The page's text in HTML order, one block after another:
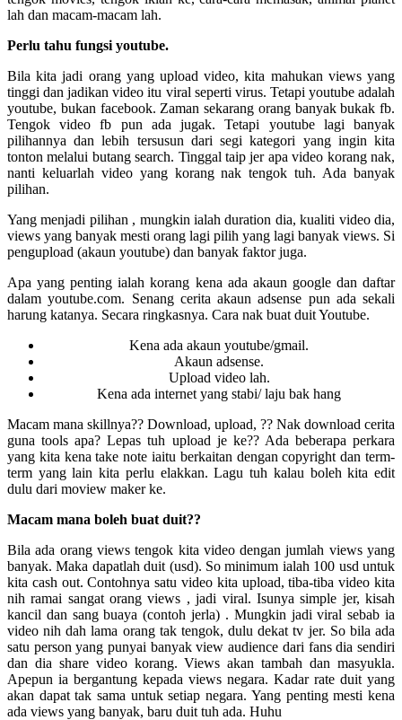
lah dan macam-macam lah.
Perlu tahu fungsi youtube.
Bila kita jadi orang yang upload video, kita mahukan views yang
tinggi dan jadikan video itu viral seperti virus. Tetapi youtube adalah
youtube, bukan facebook. Zaman sekarang orang banyak bukak fb.
Tengok video fb pun ada jugak. Tetapi youtube lagi banyak
pilihannya dan lebih tersusun dari segi kategori yang ingin kita
tonton melalui butang search. Tinggal taip jer apa video korang nak,
nanti keluarlah video yang korang nak tengok tuh. Ada banyak
pilihan.
Yang menjadi pilihan , mungkin ialah duration dia, kualiti video dia,
views yang banyak mesti orang lagi pilih yang lagi banyak views. Si
pengupload (akaun youtube) dan banyak faktor juga.
Apa yang penting ialah korang kena ada akaun google dan daftar
dalam youtube.com. Senang cerita akaun adsense pun ada sekali
harung katanya. Secara ringkasnya. Cara nak buat duit Youtube.
Kena ada akaun youtube/gmail.
Akaun adsense.
Upload video lah.
Kena ada internet yang stabi/ laju bak hang
Macam mana skillnya?? Download, upload, ?? Nak download cerita
guna tools apa? Lepas tuh upload je ke?? Ada beberapa perkara
yang kita kena take note iaitu berkaitan dengan copyright dan term-
term yang lain kita perlu elakkan. Lagu tuh kalau boleh kita edit
dulu dari moview maker ke.
Macam mana boleh buat duit??
Bila ada orang views tengok kita video dengan jumlah views yang
banyak. Maka dapatlah duit (usd). So minimum ialah 100 usd untuk
kita cash out. Contohnya satu video kita upload, tiba-tiba video kita
nih ramai sangat orang views , jadi viral. Isunya simple jer, kisah
kancil dan sang buaya (contoh jerla) . Mungkin jadi viral sebab ia
video nih dah lama orang tak tengok, dulu dekat tv jer. So bila ada
satu person yang punyai banyak view audience dari fans dia sendiri
dan dia share video korang. Views akan tambah dan masyukla.
Apepun ia bergantung kepada views negara. Kadar rate duit yang
akan dapat tak sama untuk setiap negara. Yang penting mesti kena
ada views yang banyak, baru duit tuh ada. Huhu